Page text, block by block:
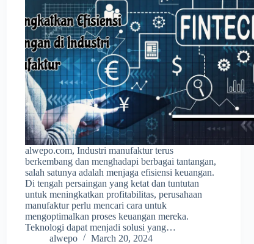
alwepo.com, Industri manufaktur terus
berkembang dan menghadapi berbagai tantangan,
salah satunya adalah menjaga efisiensi keuangan.
Di tengah persaingan yang ketat dan tuntutan
untuk meningkatkan profitabilitas, perusahaan
manufaktur perlu mencari cara untuk
mengoptimalkan proses keuangan mereka.
Teknologi dapat menjadi solusi yang…
alwepo
March 20, 2024